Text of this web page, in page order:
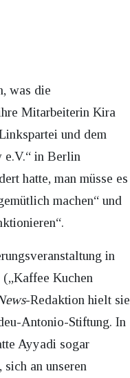
was die
Mitarbeiterin Kira
und dem
e.V.“ in Berlin
hatte, man müsse es
machen“ und
in
Kuchen
-Redaktion hielt sie
Antonio-Stiftung. In
Ayyadi sogar
an unseren